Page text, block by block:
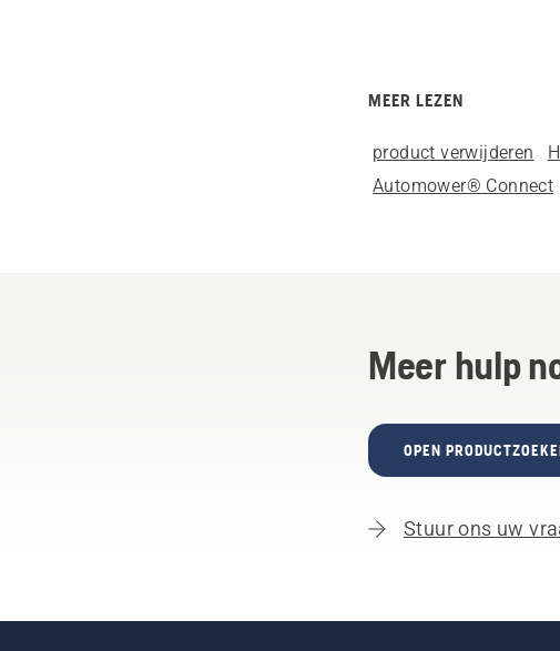
MEER LEZEN
product verwijderen
Automower® Connect
Meer hulp
OPEN
Stuur ons uw